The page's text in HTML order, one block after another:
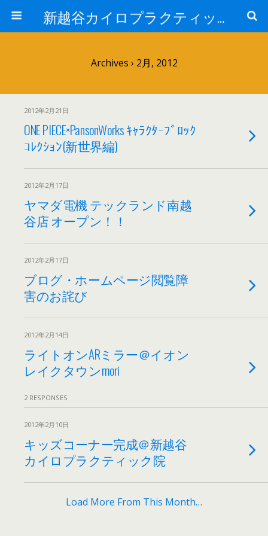
新越谷カイロプラクティック院 院長ブログPart 2
Archives › 2月, 2012
2012年2月21日
ONE PIECE×PansonWorks ｷｬﾗｸﾀｰﾌﾞﾛｯｸ
ｺﾚｸｼｮﾝ(新世界編)
2012年2月17日
ヤマダ電機 テックランド南越
谷店 オープン！！
2012年2月17日
ブログ・ホームページ閲覧障
害のお詫び
2012年2月14日
ライトオンARミラー＠イオン
レイクタウンmori
2 RESPONSES
2012年2月10日
キッズコーナー完成＠新越谷
カイロプラクティック院
Load More From This Month…